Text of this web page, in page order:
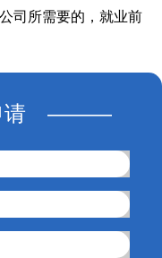
司所需要的，就业前
请 ———